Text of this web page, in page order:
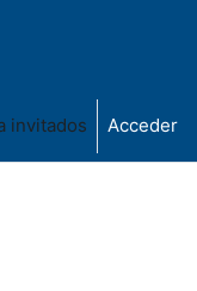
invitados Acceder